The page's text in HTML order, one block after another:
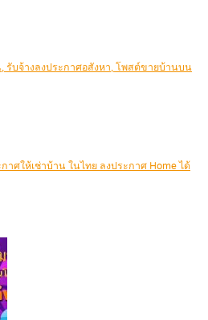
บจ้างลงประกาศอสังหา, โพสต์ขายบ้านบน
าศให้เช่าบ้าน ในไทย ลงประกาศ Home ได้